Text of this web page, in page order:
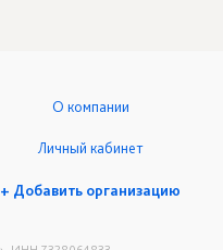
О компании
Личный кабинет
+ Добавить организацию